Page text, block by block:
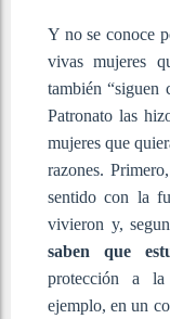
Y no se conoce
vivas mujeres
también “siguen
Patronato las
mujeres que
razones.
sentido con la
vivieron y,
saben que
protección a
ejemplo, en un